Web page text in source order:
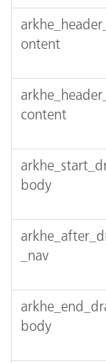
ontent
content
body
_nav
body